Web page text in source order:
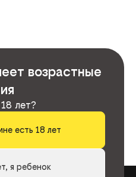
возрастные
лет?
есть 18 лет
я ребенок